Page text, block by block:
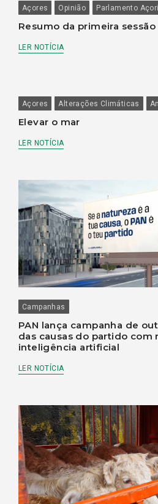
Açores Opinião Parlamento
Resumo da primeira sessão
LER NOTÍCIA
Açores Alterações Climáticas
Elevar o mar
LER NOTÍCIA
Campanhas
PAN lança campanha de
das causas do partido com
inteligência artificial
LER NOTÍCIA